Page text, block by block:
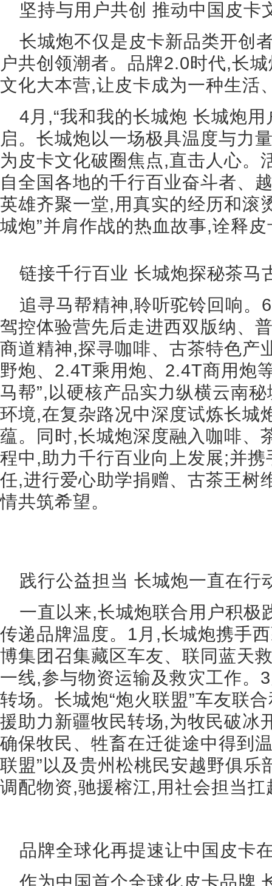
坚持与用户共创 推动中国皮卡
长城炮不仅是皮卡新品类开创
户共创领潮者。品牌2.0时代,长
文化大本营,让皮卡成为一种生活
4月,“我和我的长城炮 长城炮
启。长城炮以一场极具温度与力
为皮卡文化破圈焦点,直击人心。
自全国各地的千行百业奋斗者、
英雄齐聚一堂,用真实的经历和滚
城炮”并肩作战的热血故事,诠释
链接千行百业 长城炮探秘茶马
追寻马帮精神,聆听驼铃回响。
驾控体验营先后走进西双版纳、
商道精神,探寻咖啡、古茶特色产
野炮、2.4T乘用炮、2.4T商用炮
马帮”,以硬核产品实力纵横云南
环境,在复杂路况中深度试炼长城
蕴。同时,长城炮深度融入咖啡、
程中,助力千行百业向上发展;并
任,进行爱心助学捐赠、古茶王树
情共筑希望。
践行公益担当 长城炮一直在行
一直以来,长城炮联合用户积极
传递品牌温度。1月,长城炮携手
博集团召集藏区车友、联同蓝天
一线,参与物资运输及救灾工作。
转场。长城炮“炮火联盟”车友联
援助力新疆牧民转场,为牧民破冰
确保牧民、牲畜在迁徙途中得到
联盟”以及贵州松桃民安越野俱
调配物资,驰援榕江,用社会担当扛
品牌全球化再提速让中国皮卡
作为中国首个全球化皮卡品牌,